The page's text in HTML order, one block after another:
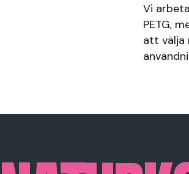
Vi
PETG,
att välja